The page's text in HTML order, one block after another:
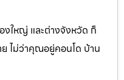
งใหญ่ และต่างจังหวัด ก็
ย ไม่ว่าคุณอยู่คอนโด บ้าน